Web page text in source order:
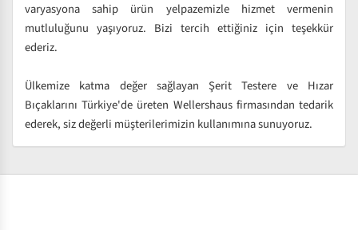
varyasyona sahip ürün yelpazemizle hizmet vermenin
mutluluğunu yaşıyoruz. Bizi tercih ettiğiniz için teşekkür
ederiz.
Ülkemize katma değer sağlayan Şerit Testere ve Hızar
Bıçaklarını Türkiye'de üreten Wellershaus firmasından tedarik
ederek, siz değerli müşterilerimizin kullanımına sunuyoruz.